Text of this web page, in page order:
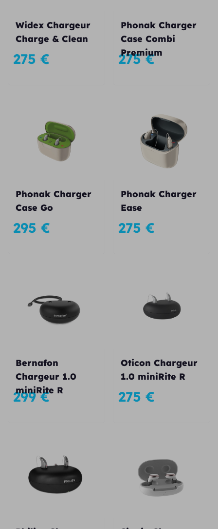
Widex Chargeur
Charge & Clean
275 €
Phonak Charger
Case Combi
Premium
275€
Phonak Charger
Case Go
295 €
Phonak Charger
Ease
275€
Bernafon
Chargeur 1.0
miniRite R
299€
Oticon Chargeur
1.0 miniRite R
275€